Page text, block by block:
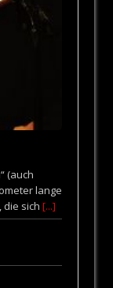
(auch
lange
die sich [...]